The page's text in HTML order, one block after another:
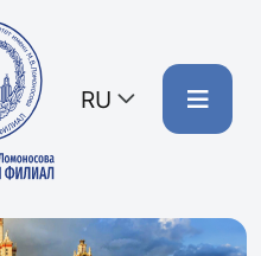
RU